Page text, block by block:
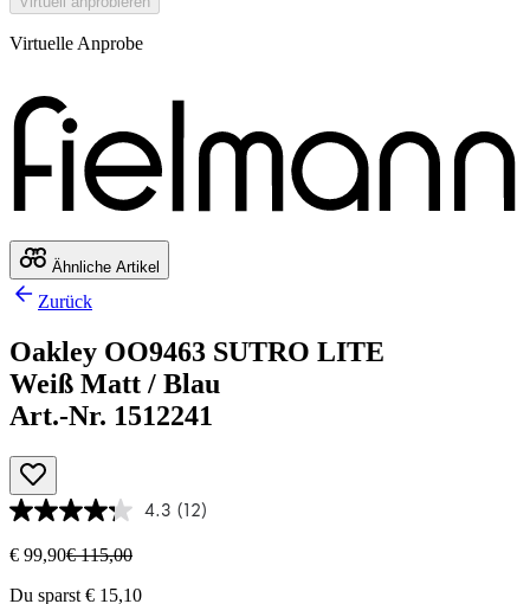
Virtuelle Anprobe
Ähnliche Artikel
Zurück
Oakley OO9463 SUTRO LITE
Weiß Matt / Blau
Art.-Nr. 1512241
4.3 (12)
€ 99,90€ 115,00
Du sparst € 15,10